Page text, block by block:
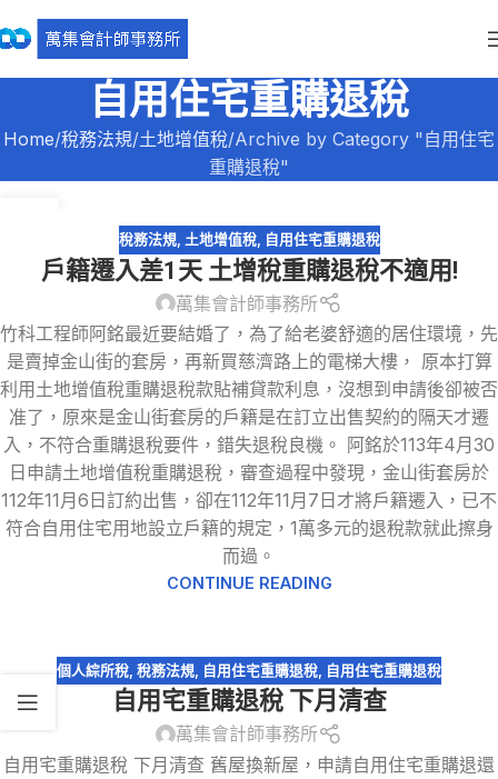
自用住宅重購退稅
Home 稅務法規 土地增值稅 Archive by Category "自用住宅
重購退稅"
稅務法規, 土地增值稅, 自用住宅重購退稅
戶籍遷入差1天 土增稅重購退稅不適用!
萬集會計師事務所
竹科工程師阿銘最近要結婚了，為了給老婆舒適的居住環境，先
是賣掉金山街的套房，再新買慈濟路上的電梯大樓， 原本打算
利用土地增值稅重購退稅款貼補貸款利息，沒想到申請後卻被否
准了，原來是金山街套房的戶籍是在訂立出售契約的隔天才遷
入，不符合重購退稅要件，錯失退稅良機。 阿銘於113年4月30
日申請土地增值稅重購退稅，審查過程中發現，金山街套房於
112年11月6日訂約出售，卻在112年11月7日才將戶籍遷入，已不
符合自用住宅用地設立戶籍的規定，1萬多元的退稅款就此擦身
而過。
CONTINUE READING
個人綜所稅 稅務法規 自用住宅重購退稅 自用住宅重購退稅
自用宅重購退稅 下月清查
萬集會計師事務所
自用宅重購退稅 下月清查 舊屋換新屋，申請自用住宅重購退還